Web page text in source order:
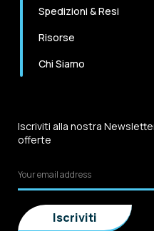
Spedizioni & Resi
Risorse
Chi Siamo
Iscriviti alla nostra
offerte